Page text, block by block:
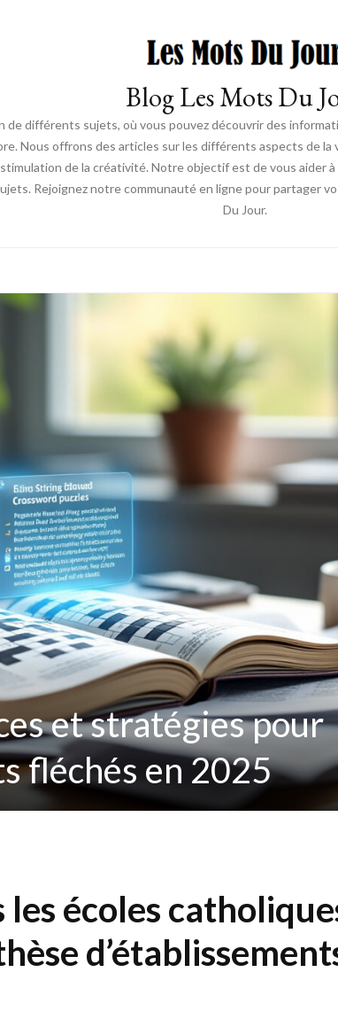
Blog Les Mots Du
de différents sujets, où vous pouvez découvrir des
Nous offrons des articles sur les différents aspects de
de la créativité. Notre objectif est de vous
Rejoignez notre communauté en ligne pour partager
Du Jour.
et stratégies pour
fléchés en 2025
les écoles